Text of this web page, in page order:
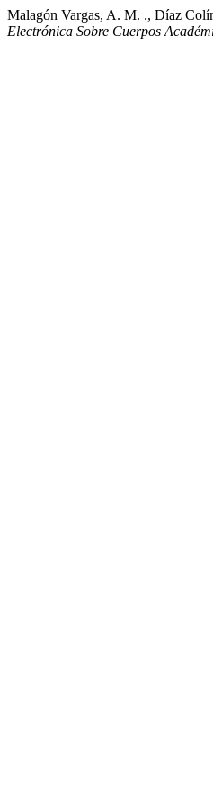
Malagón Vargas, A. M. ., Díaz
Electrónica Sobre Cuerpos